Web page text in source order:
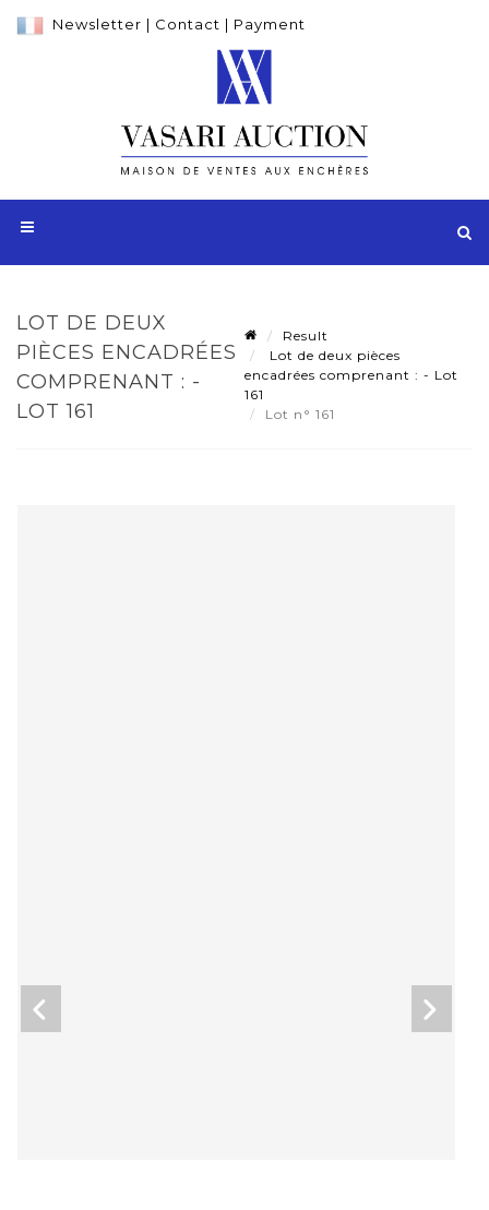
Newsletter | Contact | Payment
LOT DE DEUX
PIÈCES ENCADRÉES
COMPRENANT : -
LOT 161
Result
Lot de deux pièces
encadrées comprenant : - Lot
161
Lot n° 161